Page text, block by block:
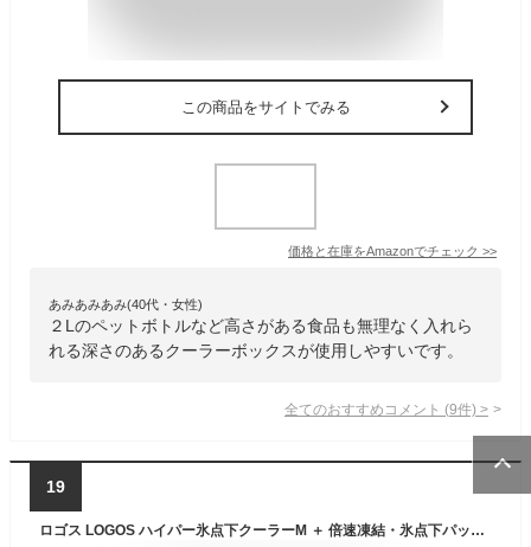
この商品をサイトでみる
価格と在庫をAmazonでチェック >>
あみあみあみ(40代・女性)
２Lのペットボトルなど高さがある食品も無理なく入れら
れる深さのあるクーラーボックスが使用しやすいです。
全てのおすすめコメント (9件) >
19
ロゴス LOGOS ハイパー氷点下クーラーM ＋ 倍速凍結・氷点下パックM×2個 3点セット R167N001 シルバー